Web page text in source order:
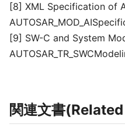
[8] XML Specification of
[9] SW-C and System
関連文書